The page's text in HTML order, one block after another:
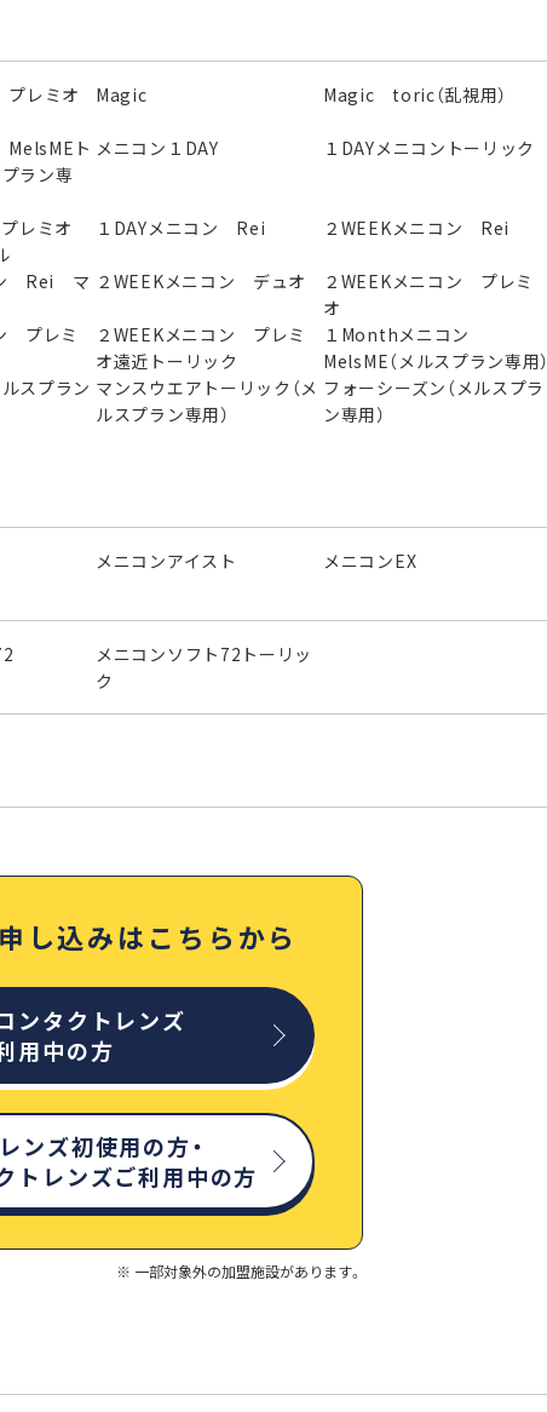
レミオ
Magic Magic toric（乱視用）
ト
ラン専
メニコン１DAY １DAYメニコントーリック
レミオ
１DAYメニコン Rei ２WEEKメニコン Rei
ン Rei マ ２WEEKメニコン デュオ
２WEEKメニコン プレミ
オ
プレミ
２WEEKメニコン プレミ
オ遠近トーリック
１Monthメニコン
MelsME（メルスプラン専用）
スプラン マンスウエアトーリック（メ
ルスプラン専用）
フォーシーズン（メルスプラ
ン専用）
メニコンアイスト メニコンEX
メニコンソフト72トーリッ
ク
し込みはこちらから
ンタクトレンズ
用中の方
ンズ初使用の方・
トレンズご利用中の方
一部対象外の加盟施設があります。